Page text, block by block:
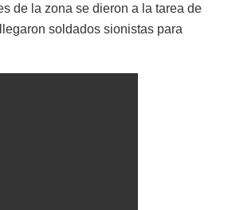
de la zona se dieron a la tarea de
soldados sionistas para